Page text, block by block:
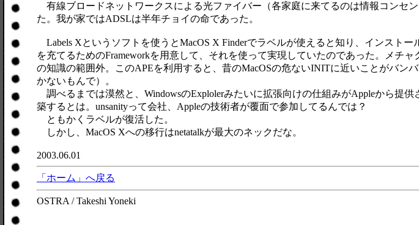
有線ブロードネットワークスによる光ファイバー（各家庭に来てるのは情報コンセ
た。我が家ではADSLは半年チョイの命であった。
Labels Xというソフトを使うとMacOS X Finderでラベルが使えると知り、インスト
を充てるためのFrameworkを用意して、それを使って実現していたのであった。メチ
の知識の範囲外。このAPEを利用すると、昔のMacOSの危ないINITに近いことがバ
かないもんで）。
調べるまでは漠然と、WindowsのExplolerみたいに拡張向けの仕組みがAppleから提
築するとは。unsanityって会社、Appleの技術者が覆面で参加してるんでは？
ともかくラベルが復活した。
しかし、MacOS Xへの移行はnetatalkが最大のネックだな。
2003.06.01
「ホーム」へ戻る
OSTRA / Takeshi Yoneki